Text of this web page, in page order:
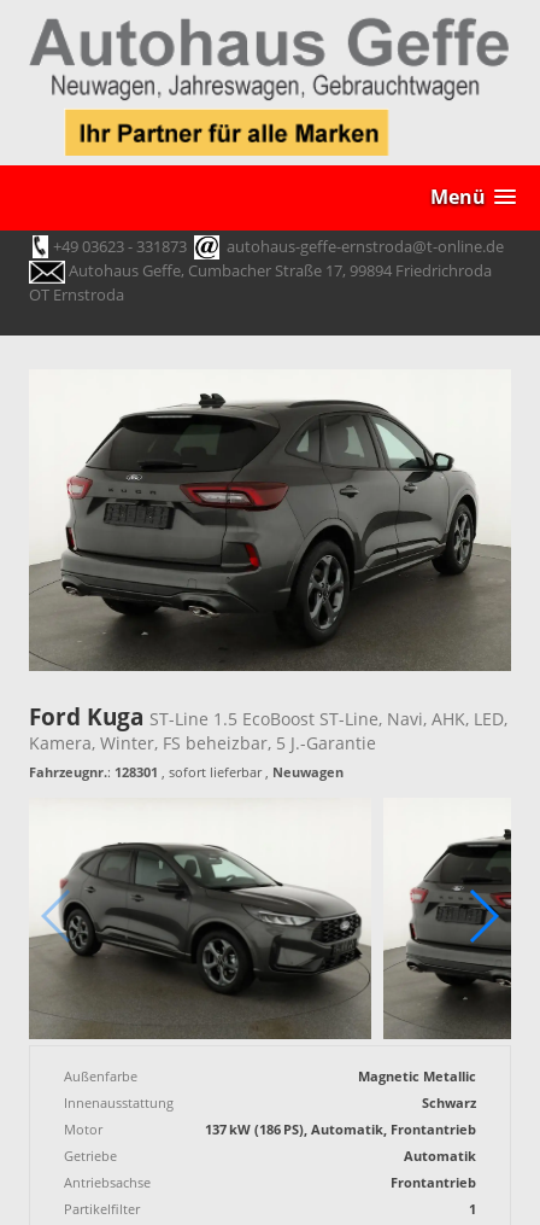
Menü
+49 03623 - 331873
autohaus-geffe-ernstroda@t-online.de
Autohaus Geffe, Cumbacher Straße 17, 99894 Friedrichroda
OT Ernstroda
Ford Kuga ST-Line 1.5 EcoBoost ST-Line, Navi, AHK, LED,
Kamera, Winter, FS beheizbar, 5 J.-Garantie
Fahrzeugnr.: 128301 , sofort lieferbar, Neuwagen
Außenfarbe
Magnetic Metallic
Innenausstattung
Schwarz
Motor
137 kW (186 PS), Automatik, Frontantrieb
Getriebe
Automatik
Antriebsachse
Frontantrieb
Partikelfilter
1